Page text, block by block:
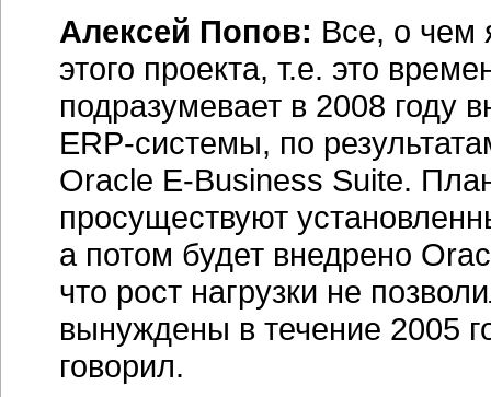
Алексей Попов: Все, о чем
этого проекта, т.е. это
подразумевает в 2008 году
ERP-системы, по
Oracle E-Business Suite.
просуществуют
а потом будет внедрено
что рост нагрузки не
вынуждены в течение 2005
говорил.